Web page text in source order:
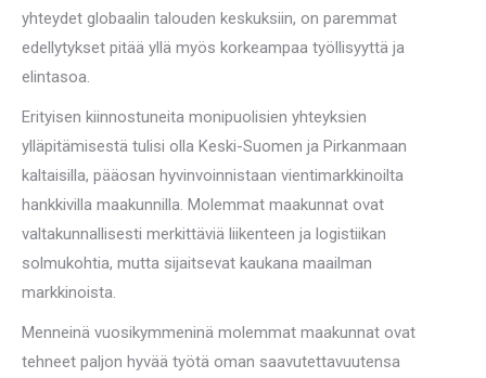
yhteydet globaalin talouden keskuksiin, on paremmat
edellytykset pitää yllä myös korkeampaa työllisyyttä ja
elintasoa.
Erityisen kiinnostuneita monipuolisien yhteyksien
ylläpitämisestä tulisi olla Keski-Suomen ja Pirkanmaan
kaltaisilla, pääosan hyvinvoinnistaan vientimarkkinoilta
hankkivilla maakunnilla. Molemmat maakunnat ovat
valtakunnallisesti merkittäviä liikenteen ja logistiikan
solmukohtia, mutta sijaitsevat kaukana maailman
markkinoista.
Menneinä vuosikymmeninä molemmat maakunnat ovat
tehneet paljon hyvää työtä oman saavutettavuutensa